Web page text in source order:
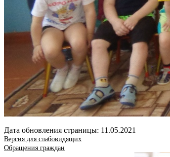
Дата обновления страницы: 11.05.2021
Версия для слабовидящих
Обращения граждан